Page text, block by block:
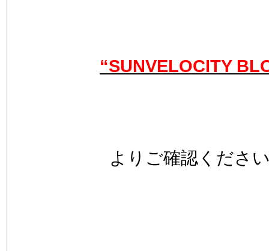
“SUNVELOCITY
よりご確認くださ